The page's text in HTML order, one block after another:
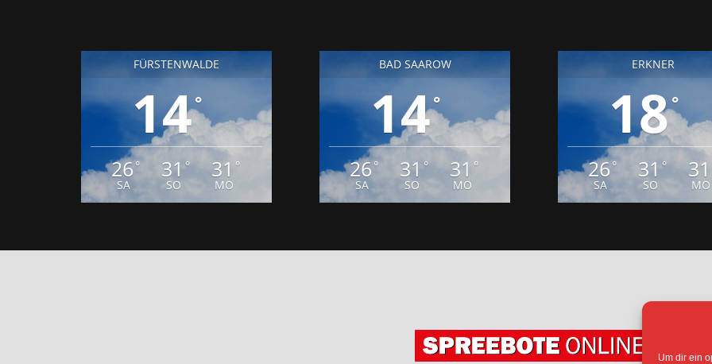
Um dir ein
14
26 31°
SO
14
26 31°
SO
18
26 31°
SO
DATENSCHUTZ IMPRESSUM COOKIE-